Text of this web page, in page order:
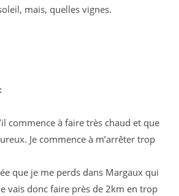
mais, quelles vignes.
commence à faire très chaud et que
Je commence à m’arrêter trop
que je me perds dans Margaux qui
vais donc faire près de 2km en trop